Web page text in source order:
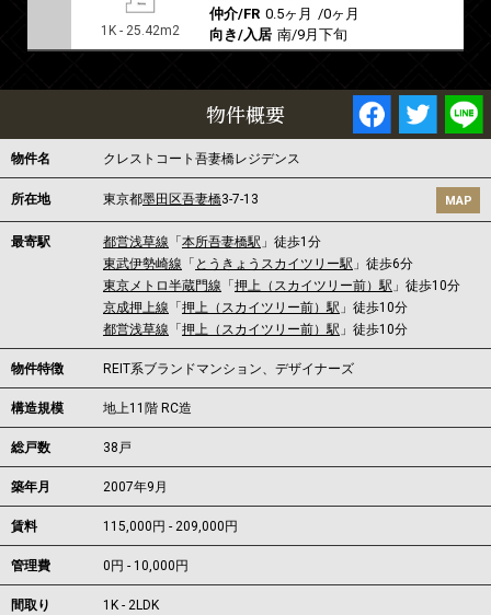
1K - 25.42m2
仲介/FR 0.5ヶ月 /0ヶ月
向き/入居 南/9月下旬
物件概要
物件名 クレストコート吾妻橋レジデンス
所在地 東京都墨田区吾妻橋3-7-13 MAP
最寄駅 都営浅草線 「 本所吾妻橋駅 」徒歩1分
東武伊勢崎線 「 とうきょうスカイツリー駅 」徒歩6分
東京メトロ半蔵門線 「 押上（スカイツリー前）駅 」徒歩10分
京成押上線 「 押上（スカイツリー前）駅 」徒歩10分
都営浅草線 「 押上（スカイツリー前）駅 」徒歩10分
物件特徴 REIT系ブランドマンション、デザイナーズ
構造規模 地上11階 RC造
総戸数 38戸
築年月 2007年9月
賃料 115,000円 - 209,000円
管理費 0円 - 10,000円
間取り 1K - 2LDK